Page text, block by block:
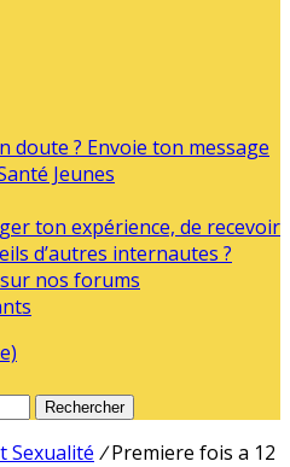
doute ? Envoie ton message
Jeunes
ton expérience, de recevoir
d’autres internautes ?
nos forums
Rechercher
Sexualité / Premiere fois a 12